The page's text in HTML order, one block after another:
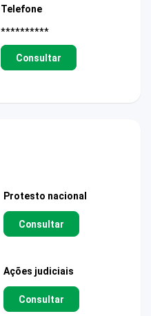
Telefone
**********
Consultar
Protesto nacional
Consultar
Ações judiciais
Consultar